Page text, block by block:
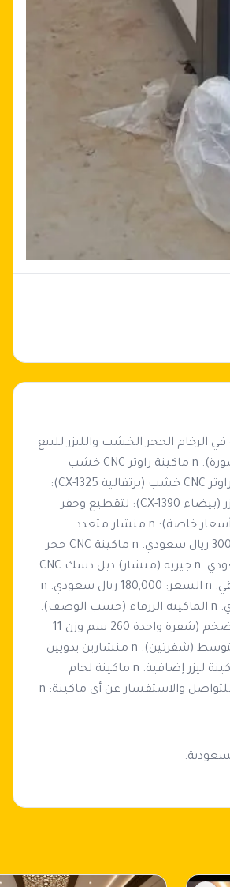
متعددة الرؤوس (6 رؤوس) للإنتاج السريع. n السعر: 60,000 ريال سعودي. n ماكينة ليزر (بيضاء CX-1390): لتقطيع وحفر
الشفرات (12 إلى 26 شفرة): للكتل الضخمة (وزن 18 طن) مع الشفرات. n السعر: 300,000 ريال سعودي. n ماكينة CNC حجر